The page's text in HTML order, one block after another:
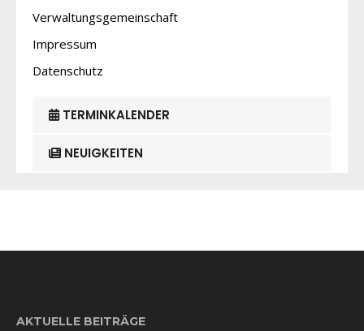
Verwaltungsgemeinschaft
Impressum
Datenschutz
TERMINKALENDER
NEUIGKEITEN
AKTUELLE BEITRÄGE